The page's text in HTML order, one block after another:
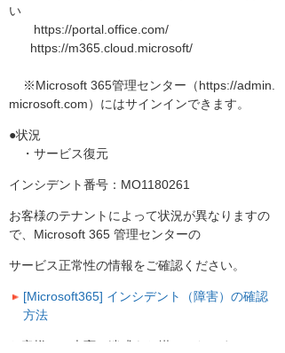
い
https://portal.office.com/
https://m365.cloud.microsoft/
※Microsoft 365管理センター（https://admin.
microsoft.com）にはサインインできます。
●状況
・サービス復元
インシデント番号：MO1180261
お客様のテナントによって状況が異なりますの
で、Microsoft 365 管理センターの
サービス正常性の情報をご確認ください。
[Microsoft365] インシデント（障害）の確認
方法
お客様には大変ご迷惑をお掛けいたしまして、